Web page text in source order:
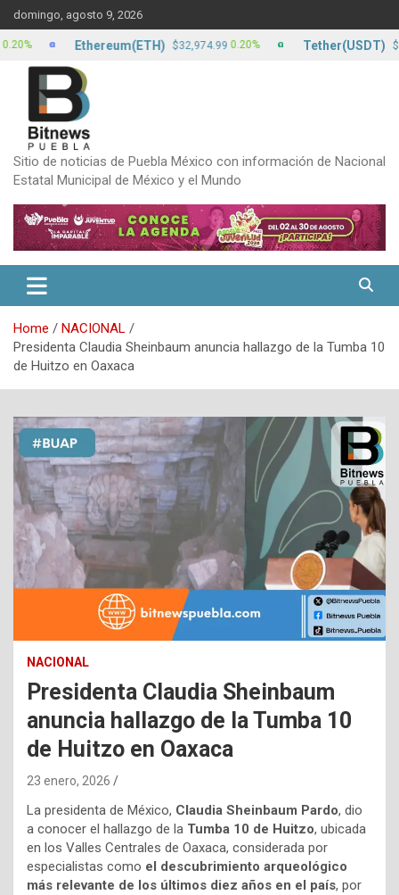
Skip
to
content
domingo, agosto 9, 2026
Sitio de noticias de Puebla México con información de Nacional
Estatal Municipal de México y el Mundo
Home
NACIONAL
Presidenta Claudia Sheinbaum anuncia hallazgo de la Tumba 10
de Huitzo en Oaxaca
NACIONAL
Presidenta Claudia Sheinbaum
anuncia hallazgo de la Tumba 10
de Huitzo en Oaxaca
23 enero, 2026
La presidenta de México, Claudia Sheinbaum Pardo, dio
a conocer el hallazgo de la Tumba 10 de Huitzo, ubicada
en los Valles Centrales de Oaxaca, considerada por
especialistas como el descubrimiento arqueológico
más relevante de los últimos diez años en el país, por
Ethereum(ETH) $32,974.99 0.20% Tether(USDT) $17.13